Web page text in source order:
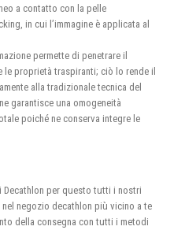
a contatto con la pelle
in cui l’immagine è applicata al
permette di penetrare il
proprietà traspiranti; ciò lo rende il
alla tradizionale tecnica del
garantisce una omogeneità
poiché ne conserva integre le
per questo tutti i nostri
negozio decathlon più vicino a te
della consegna con tutti i metodi